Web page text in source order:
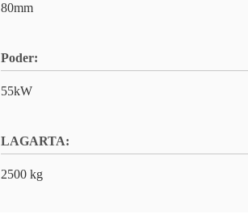
80mm
Poder:
55kW
LAGARTA:
2500 kg